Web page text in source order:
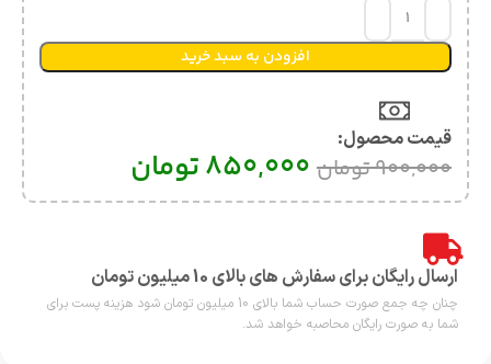
افزودن به سبد خرید
قیمت محصول:​
900,000تومان 850,000تومان
ارسال رایگان برای سفارش های بالای 10 میلیون تومان
چنان چه جمع صورت حساب شما بالای 10 میلیون تومان شود هزینه پست برای
شما به صورت رایگان محاصبه خواهد شد.